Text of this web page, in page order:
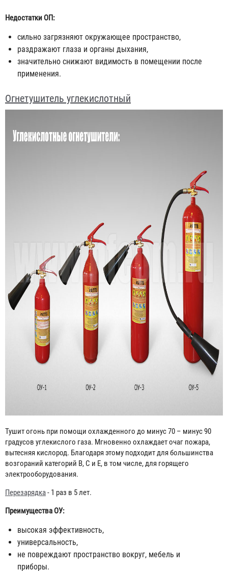
Недостатки ОП:
сильно загрязняют окружающее пространство,
раздражают глаза и органы дыхания,
значительно снижают видимость в помещении после
применения.
Огнетушитель углекислотный
Тушит огонь при помощи охлажденного до минус 70 – минус 90
градусов углекислого газа. Мгновенно охлаждает очаг пожара,
вытесняя кислород. Благодаря этому подходит для большинства
возгораний категорий В, С и Е, в том числе, для горящего
электрооборудования.
Перезарядка- 1 раз в 5 лет.
Преимущества ОУ:
высокая эффективность,
универсальность,
не повреждают пространство вокруг, мебель и
приборы.